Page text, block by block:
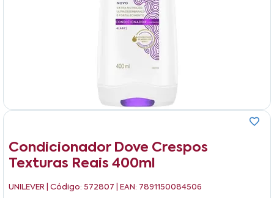
Condicionador Dove Crespos
Texturas Reais 400ml
UNILEVER | Código: 572807 | EAN: 7891150084506